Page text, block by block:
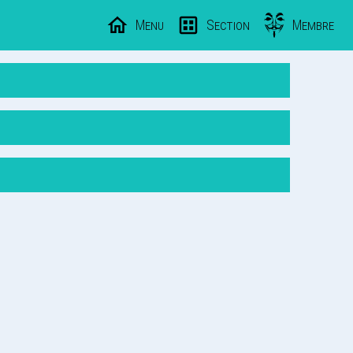
Menu Section Membre